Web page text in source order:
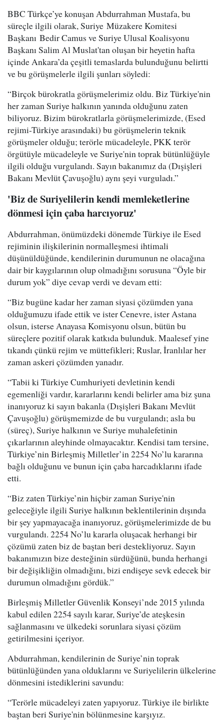
BBC Türkçe’ye konuşan Abdurrahman Mustafa, bu
süreçle ilgili olarak, Suriye Müzakere Komitesi
Başkanı Bedir Camus ve Suriye Ulusal Koalisyonu
Başkanı Salim Al Muslat'tan oluşan bir heyetin hafta
içinde Ankara’da çeşitli temaslarda bulunduğunu belirtti
ve bu görüşmelerle ilgili şunları söyledi:
“Birçok bürokratla görüşmelerimiz oldu. Biz Türkiye'nin
her zaman Suriye halkının yanında olduğunu zaten
biliyoruz. Bizim bürokratlarla görüşmelerimizde, (Esed
rejimi-Türkiye arasındaki) bu görüşmelerin teknik
görüşmeler olduğu; terörle mücadeleyle, PKK terör
örgütüyle mücadeleyle ve Suriye'nin toprak bütünlüğüyle
ilgili olduğu vurgulandı. Sayın bakanımız da (Dışişleri
Bakanı Mevlüt Çavuşoğlu) aynı şeyi vurguladı.”
'Biz de Suriyelilerin kendi memleketlerine
dönmesi için çaba harcıyoruz'
Abdurrahman, önümüzdeki dönemde Türkiye ile Esed
rejiminin ilişkilerinin normalleşmesi ihtimali
düşünüldüğünde, kendilerinin durumunun ne olacağına
dair bir kaygılarının olup olmadığını sorusuna “Öyle bir
durum yok” diye cevap verdi ve devam etti:
“Biz bugüne kadar her zaman siyasi çözümden yana
olduğumuzu ifade ettik ve ister Cenevre, ister Astana
olsun, isterse Anayasa Komisyonu olsun, bütün bu
süreçlere pozitif olarak katkıda bulunduk. Maalesef yine
tıkandı çünkü rejim ve müttefikleri; Ruslar, İranlılar her
zaman askeri çözümden yanadır.
“Tabii ki Türkiye Cumhuriyeti devletinin kendi
egemenliği vardır, kararlarını kendi belirler ama biz şuna
inanıyoruz ki sayın bakanla (Dışişleri Bakanı Mevlüt
Çavuşoğlu) görüşmemizde de bu vurgulandı; asla bu
(süreç), Suriye halkının ve Suriye muhalefetinin
çıkarlarının aleyhinde olmayacaktır. Kendisi tam tersine,
Türkiye’nin Birleşmiş Milletler’in 2254 No’lu kararına
bağlı olduğunu ve bunun için çaba harcadıklarını ifade
etti.
“Biz zaten Türkiye’nin hiçbir zaman Suriye'nin
geleceğiyle ilgili Suriye halkının beklentilerinin dışında
bir şey yapmayacağa inanıyoruz, görüşmelerimizde de bu
vurgulandı. 2254 No’lu kararla oluşacak herhangi bir
çözümü zaten biz de baştan beri destekliyoruz. Sayın
bakanımızın bize desteğinin sürdüğünü, bunda herhangi
bir değişikliğin olmadığını, bizi endişeye sevk edecek bir
durumun olmadığını gördük.”
Birleşmiş Milletler Güvenlik Konseyi’nde 2015 yılında
kabul edilen 2254 sayılı karar, Suriye’de ateşkesin
sağlanmasını ve ülkedeki sorunlara siyasi çözüm
getirilmesini içeriyor.
Abdurrahman, kendilerinin de Suriye’nin toprak
bütünlüğünden yana olduklarını ve Suriyelilerin ülkelerine
dönmesini istediklerini savundu:
“Terörle mücadeleyi zaten yapıyoruz. Türkiye ile birlikte
baştan beri Suriye'nin bölünmesine karşıyız.